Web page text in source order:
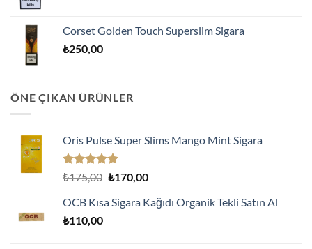
Corset Golden Touch Superslim Sigara
₺250,00
ÖNE ÇIKAN ÜRÜNLER
Oris Pulse Super Slims Mango Mint Sigara
5 üzerinden
oy
aldı
₺175,00 Orijinal
₺175,00.
₺170,00Şu
fiyat:
OCB Kısa Sigara Kağıdı Organik Tekli Satın Al
₺110,00